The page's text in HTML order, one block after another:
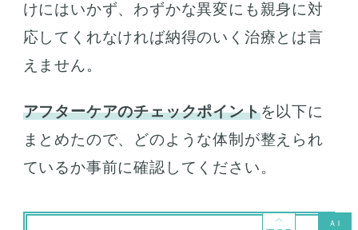
けにはいかず、わずかな異変にも親身に対
応してくれなければ納得のいく治療とは言
えません。
アフターケアのチェックポイントを以下に
まとめたので、どのような体制が整えられ
ているか事前に確認してください。